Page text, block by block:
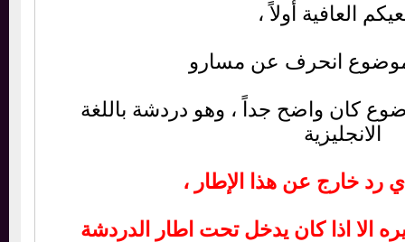
العافية أولاً ،
انحرف عن مسارو
كان واضح جداً ، وهو دردشة باللغة
الانجليزية
خارج عن هذا الإطار ،
الا اذا كان يدخل تحت اطار الدردشة